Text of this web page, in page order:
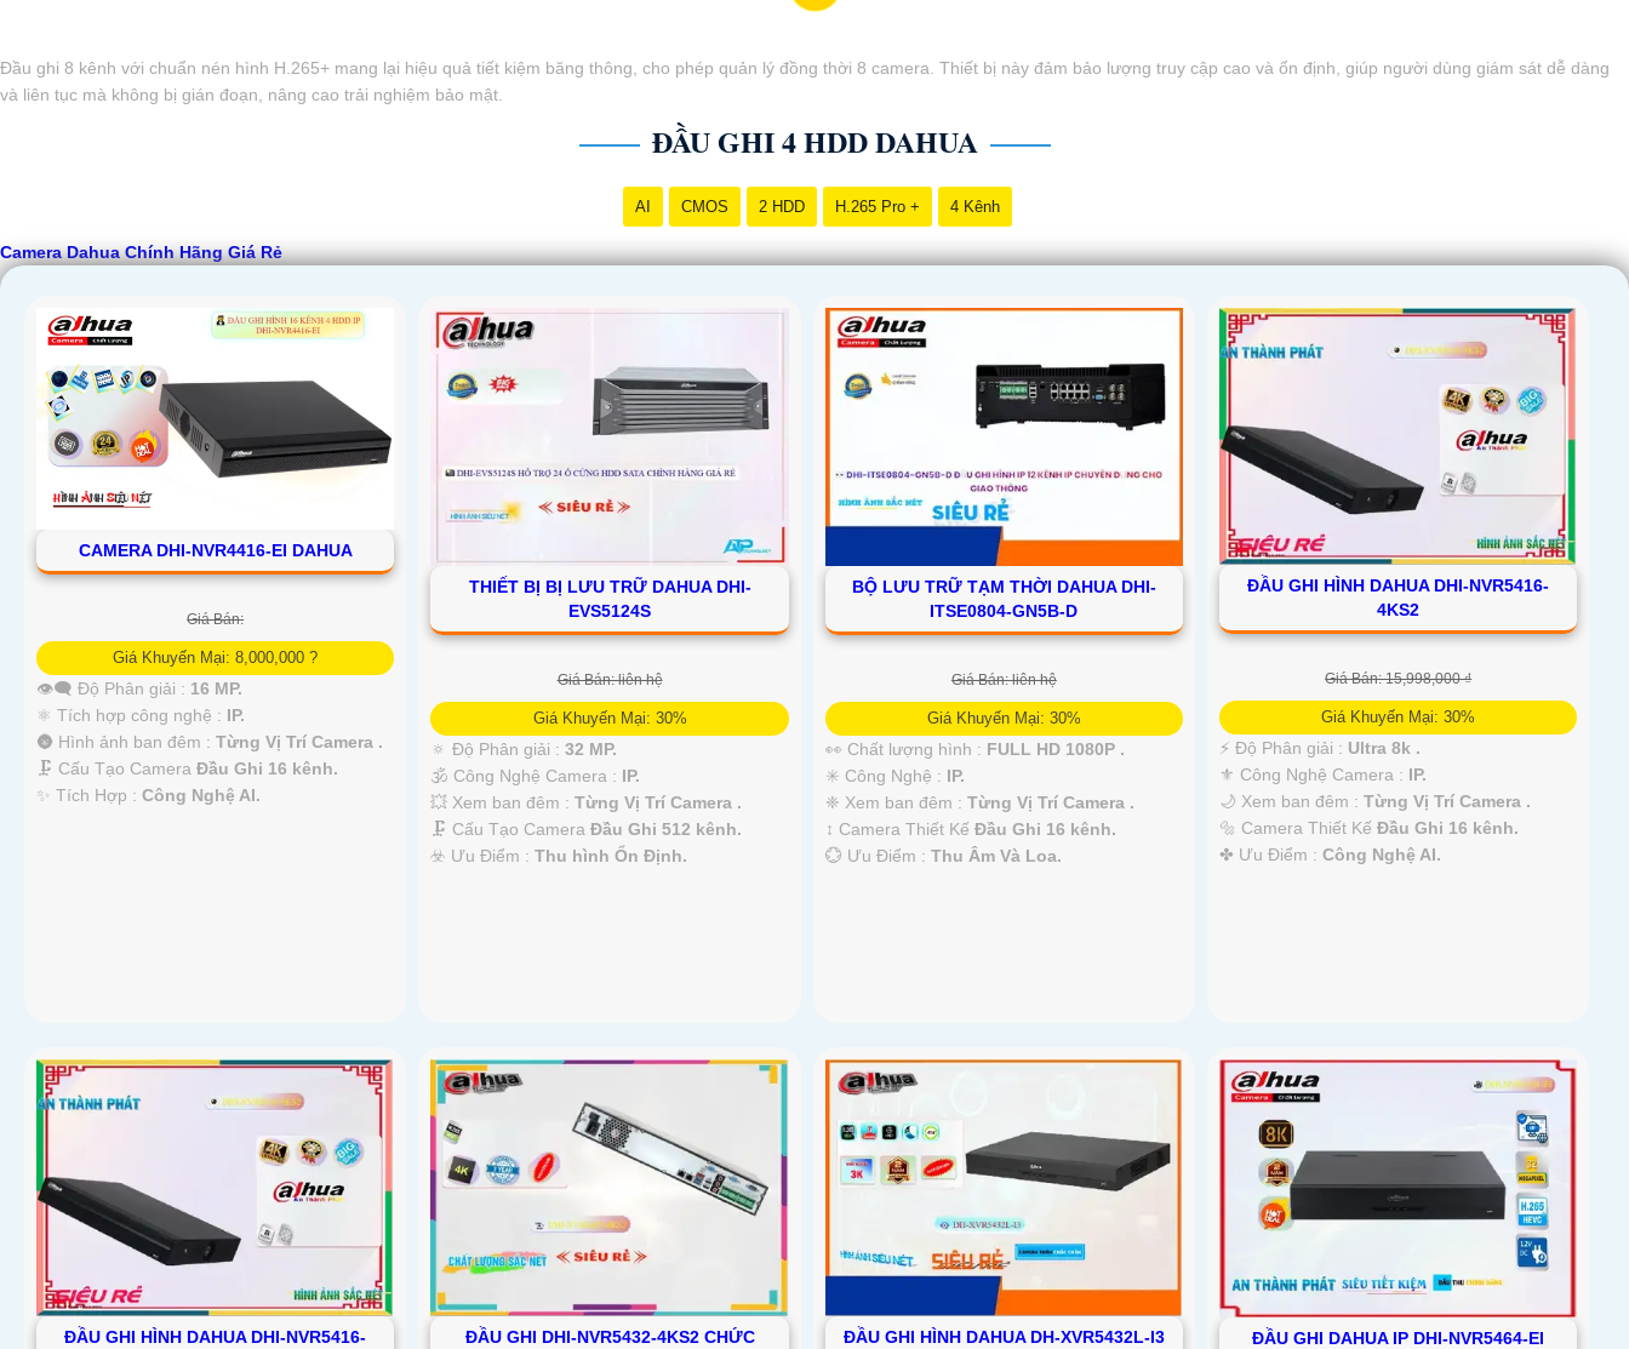
Đầu ghi 8 kênh với chuẩn nén hình H.265+ mang lại hiệu quả tiết kiệm băng thông, cho phép quản lý đồng thời 8 camera. Thiết bị này đảm bảo lượng truy cập cao và ổn định, giúp người dùng giám sát dễ dàng
và liên tục mà không bị gián đoạn, nâng cao trải nghiệm bảo mật.
ĐẦU GHI 4 HDD DAHUA
AI CMOS 2 HDD H.265 Pro + 4 Kênh
Camera Dahua Chính Hãng Giá Rẻ
CAMERA DHI-NVR4416-EI DAHUA
Giá Bán:
Giá Khuyến Mại: 8,000,000 ?
👁️‍🗨 Độ Phân giải : 16 MP.
⚛️ Tích hợp công nghệ : IP.
🌚 Hình ảnh ban đêm : Từng Vị Trí Camera .
🗜️ Cấu Tạo Camera Đầu Ghi 16 kênh.
️✨ Tích Hợp : Công Nghệ AI.
THIẾT BỊ BỊ LƯU TRỮ DAHUA DHI-
EVS5124S
Giá Bán: liên hệ
Giá Khuyến Mại: 30%
🔅 Độ Phân giải :32 MP.
🕉️ Công Nghệ Camera : IP.
💥 Xem ban đêm :Từng Vị Trí Camera .
🗜️ Cấu Tạo CameraĐầu Ghi 512 kênh.
️☣️ Ưu Điểm :Thu hình Ổn Định.
BỘ LƯU TRỮ TẠM THỜI DAHUA DHI-
ITSE0804-GN5B-D
Giá Bán: liên hệ
Giá Khuyến Mại: 30%
👀 Chất lượng hình : FULL HD 1080P .
✳️ Công Nghệ : IP.
❈ Xem ban đêm : Từng Vị Trí Camera .
↕️ Camera Thiết Kế Đầu Ghi 16 kênh.
️💮 Ưu Điểm : Thu Âm Và Loa.
ĐẦU GHI HÌNH DAHUA DHI-NVR5416-
4KS2
Giá Bán: 15,998,000 ₫
Giá Khuyến Mại: 30%
️⚡ Độ Phân giải : Ultra 8k .
⚜️ Công Nghệ Camera : IP.
🌙 Xem ban đêm :Từng Vị Trí Camera .
🔩 Camera Thiết KếĐầu Ghi 16 kênh.
️✤ Ưu Điểm :Công Nghệ AI.
ĐẦU GHI HÌNH DAHUA DHI-NVR5416-
ĐẦU GHI DHI-NVR5432-4KS2 CHỨC
ĐẦU GHI HÌNH DAHUA DH-XVR5432L-I3 ĐẦU GHI DAHUA IP DHI-NVR5464-EI